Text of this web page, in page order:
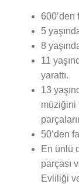
600’den
5
8
11
yarattı.
13
müziğini
50’den
En ünlü
parçası
Evliliği